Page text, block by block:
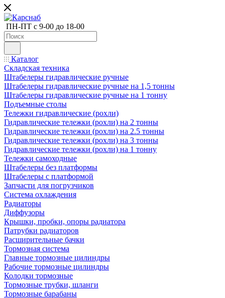
ПН-ПТ с 9-00 до 18-00
Каталог
Складская техника
Штабелеры гидравлические ручные
Штабелеры гидравлические ручные на 1,5 тонны
Штабелеры гидравлические ручные на 1 тонну
Подъемные столы
Тележки гидравлические (рохли)
Гидравлические тележки (рохли) на 2 тонны
Гидравлические тележки (рохли) на 2.5 тонны
Гидравлические тележки (рохли) на 3 тонны
Гидравлические тележки (рохли) на 1 тонну
Тележки самоходные
Штабелеры без платформы
Штабелеры с платформой
Запчасти для погрузчиков
Система охлаждения
Радиаторы
Диффузоры
Крышки, пробки, опоры радиатора
Патрубки радиаторов
Расширительные бачки
Тормозная система
Главные тормозные цилиндры
Рабочие тормозные цилиндры
Колодки тормозные
Тормозные трубки, шланги
Тормозные барабаны